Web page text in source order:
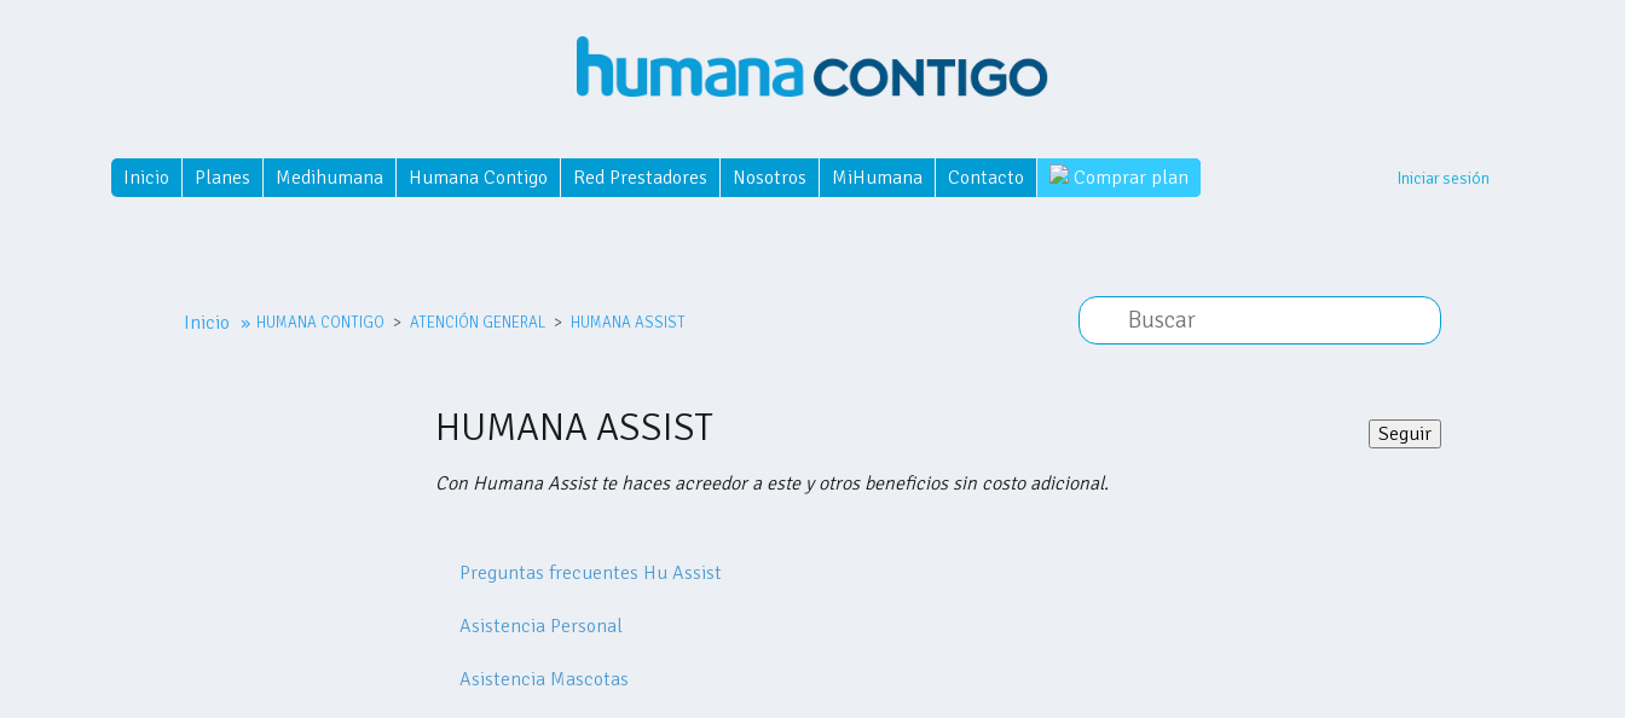
Inicio Planes Medihumana Humana Contigo Red Prestadores Nosotros MiHumana Contacto Comprar plan Iniciar sesión
Inicio » HUMANA CONTIGO ATENCIÓN GENERAL HUMANA ASSIST
HUMANA ASSIST Seguir
Con Humana Assist te haces acreedor a este y otros beneficios sin costo adicional.
Preguntas frecuentes Hu Assist
Asistencia Personal
Asistencia Mascotas